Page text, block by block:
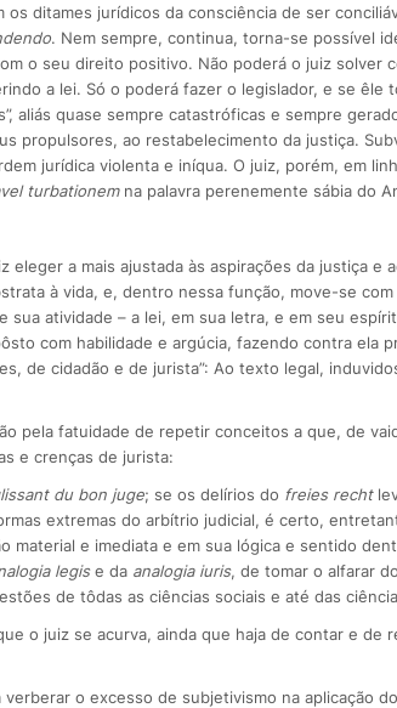
os ditames jurídicos da consciência de ser
. Nem sempre, continua, torna-se possível
o seu direito positivo. Não poderá o juiz solver
a lei. Só o poderá fazer o legislador, e se êle
aliás quase sempre catastróficas e sempre
propulsores, ao restabelecimento da justiça.
jurídica violenta e iníqua. O juiz, porém, em
turbationemna palavra perenemente sábia do
a mais ajustada às aspirações da justiça e
à vida, e, dentro nessa função, move-se
atividade – a lei, em sua letra, e em seu
com habilidade e argúcia, fazendo contra ela
de cidadão e de jurista”: Ao texto legal,
pela fatuidade de repetir conceitos a que, de
e crenças de jurista:
du bon juge; se os delírios do freies recht
extremas do arbítrio judicial, é certo,
material e imediata e em sua lógica e sentido
legise da analogia iuris, de tomar o alfarar
de tôdas as ciências sociais e até das
o juiz se acurva, ainda que haja de contar e de
verberar o excesso de subjetivismo na aplicação